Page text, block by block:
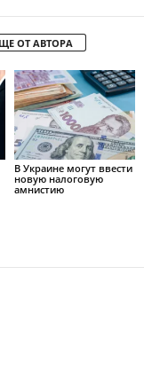
ОТ АВТОРА
В Украине могут ввести
новую налоговую
амнистию